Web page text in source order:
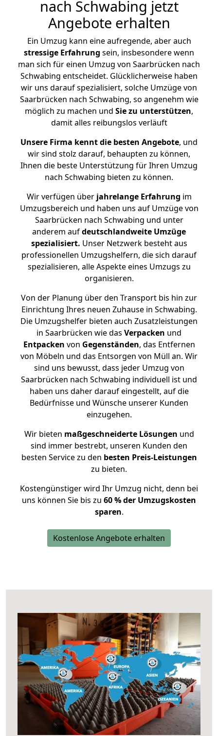
nach Schwabing jetzt
Angebote erhalten
Ein Umzug kann eine aufregende, aber auch
stressige Erfahrung sein, insbesondere wenn
man sich für einen Umzug von Saarbrücken nach
Schwabing entscheidet. Glücklicherweise haben
wir uns darauf spezialisiert, solche Umzüge von
Saarbrücken nach Schwabing, so angenehm wie
möglich zu machen und Sie zu unterstützen,
damit alles reibungslos verläuft
Unsere Firma kennt die besten Angebote, und
wir sind stolz darauf, behaupten zu können,
Ihnen die beste Unterstützung für Ihren Umzug
nach Schwabing bieten zu können.
Wir verfügen überjahrelange Erfahrung im
Umzugsbereich und haben uns auf Umzüge von
Saarbrücken nach Schwabing und unter
anderem aufdeutschlandweite Umzüge
spezialisiert. Unser Netzwerk besteht aus
professionellen Umzugshelfern, die sich darauf
spezialisieren, alle Aspekte eines Umzugs zu
organisieren.
Von der Planung über den Transport bis hin zur
Einrichtung Ihres neuen Zuhause in Schwabing.
Die Umzugshelfer bieten auch Zusatzleistungen
in Saarbrücken wie das Verpacken und
Entpacken von Gegenständen, das Entfernen
von Möbeln und das Entsorgen von Müll an. Wir
sind uns bewusst, dass jeder Umzug von
Saarbrücken nach Schwabing individuell ist und
haben uns daher darauf eingestellt, auf die
Bedürfnisse und Wünsche unserer Kunden
einzugehen.
Wir bieten maßgeschneiderte Lösungen und
sind immer bestrebt, unseren Kunden den
besten Service zu den besten Preis-Leistungen
zu bieten.
Kostengünstiger wird Ihr Umzug nicht, denn bei
uns können Sie bis zu 60 % der Umzugskosten
sparen.
Kostenlose Angebote erhalten